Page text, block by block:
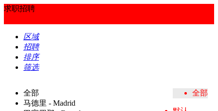
求职招聘
区域
招聘
排序
筛选
全部
马德里 - Madrid
全部